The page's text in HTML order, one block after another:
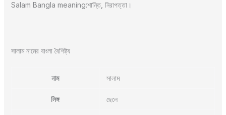
Salam Bangla meaning:শান্তি, নিরাপত্তা।
সালাম নামের বাংলা বৈশিষ্ট্য
নাম সালাম
লিঙ্গ ছেলে